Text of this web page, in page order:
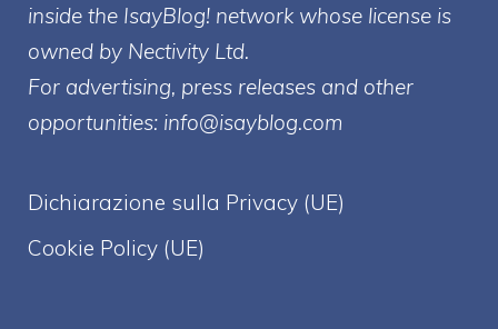
inside the IsayBlog! network whose license is
owned by Nectivity Ltd.
For advertising, press releases and other
opportunities: info@isayblog.com
Dichiarazione sulla Privacy (UE)
Cookie Policy (UE)